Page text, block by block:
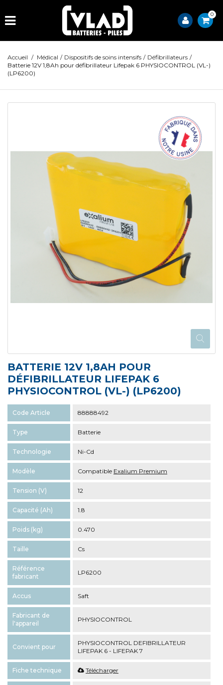
0
Accueil / Médical / Dispositifs de soins intensifs / Défibrillateurs /
Batterie 12V 1,8Ah pour défibrillateur Lifepak 6 PHYSIOCONTROL (VL-)
(LP6200)
BATTERIE 12V 1,8AH POUR
DÉFIBRILLATEUR LIFEPAK 6
PHYSIOCONTROL (VL-) (LP6200)
Code Article 88888492
Type Batterie
Technologie Ni-Cd
Modèle Compatible Exalium Premium
Tension (V) 12
Capacité (Ah) 1.8
Poids (kg) 0.470
Taille Cs
Référence
fabricant
LP6200
Accus Saft
Fabricant de
l'appareil
PHYSIOCONTROL
Convient pour
PHYSIOCONTROL DEFIBRILLATEUR
LIFEPAK 6 - LIFEPAK 7
Fiche technique Télécharger